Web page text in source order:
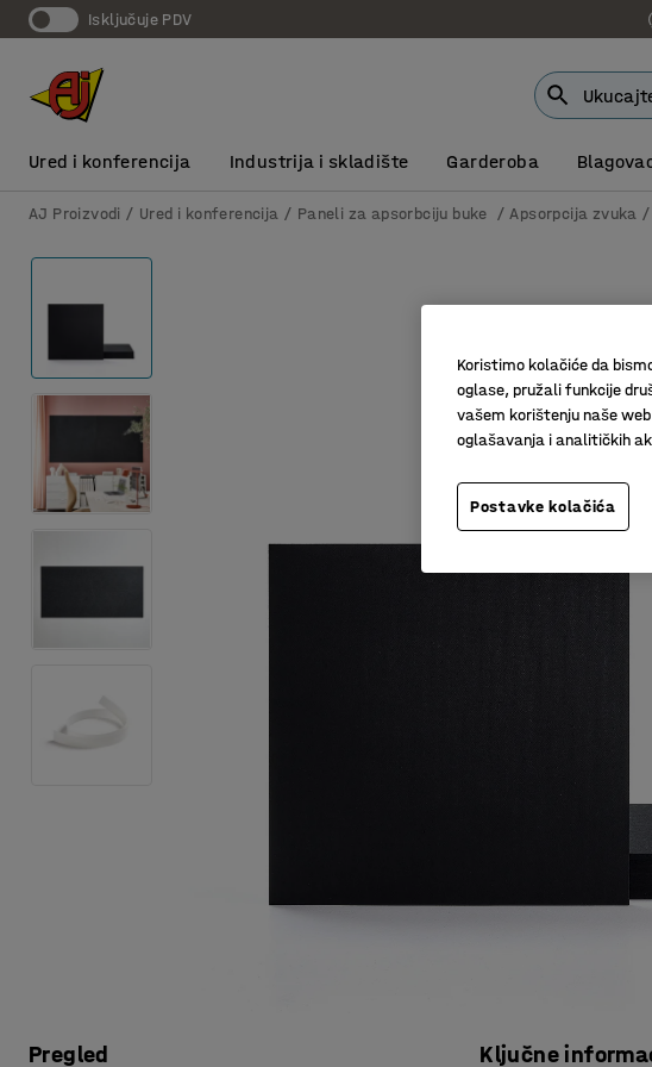
Isključuje PDV
Ured i konferencija Industrija i skladište Garderoba
AJ Proizvodi Ured i konferencija Paneli za apsorbciju buke Apsorpcija zvuka
Pregled Ključne
Koristimo kolačiće da
oglase, pružali funkcije
vašem korištenju naše
oglašavanja i analitičkih
Postavke kolačića